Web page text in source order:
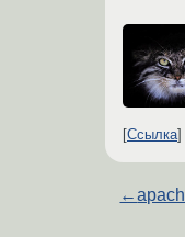
Ссылка
←